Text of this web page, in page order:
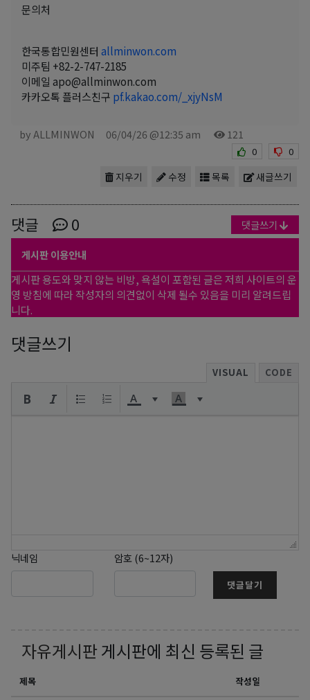
문의처
한국통합민원센터 allminwon.com
미주팀 +82-2-747-2185
이메일 apo@allminwon.com
카카오톡 플러스친구 pf.kakao.com/_xjyNsM
by ALLMINWON 06/04/26 @12:35 am 121
0 0
새글쓰기
목록
수정
지우기
댓글 0 댓글쓰기
게시판 이용안내
게시판 용도와 맞지 않는 비방, 욕설이 포함된 글은 저희 사이트의 운
영 방침에 따라 작성자의 의견없이 삭제 될수 있음을 미리 알려드립
니다.
댓글쓰기
VISUAL CODE
닉네임 암호 (6~12자)
댓글달기
자유게시판 게시판에 최신 등록된 글
제목 작성일